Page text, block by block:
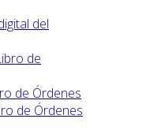
del
de
de Órdenes
de Órdenes